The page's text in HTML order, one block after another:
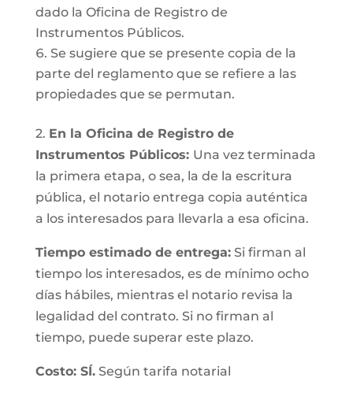
dado la Oficina de Registro de
Instrumentos Públicos.
Se sugiere que se presente copia de la
parte del reglamento que se refiere a las
propiedades que se permutan.
2. En la Oficina de Registro de
Instrumentos Públicos: Una vez terminada
la primera etapa, o sea, la de la escritura
pública, el notario entrega copia auténtica
a los interesados para llevarla a esa oficina.
Tiempo estimado de entrega:Si firman al
tiempo los interesados, es de mínimo ocho
días hábiles, mientras el notario revisa la
legalidad del contrato. Si no firman al
tiempo, puede superar este plazo.
Costo: SÍ.Según tarifa notarial